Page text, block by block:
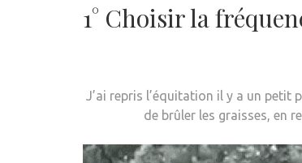
1° Choisir la
J’ai repris l’équitation il y a un petit
de brûler les graisses, en